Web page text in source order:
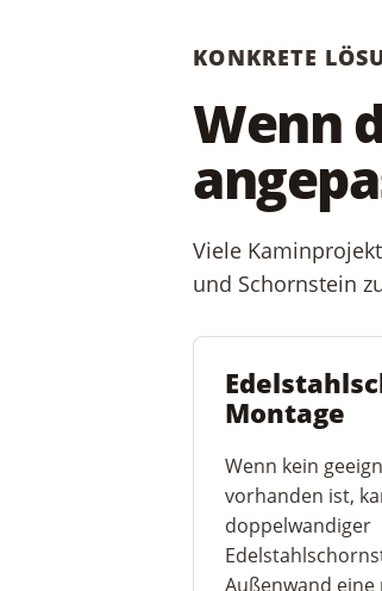
KONKRETE
Wenn
Viele
und Schornstein
Montage
Wenn kein
vorhanden ist,
doppelwandiger
Außenwand eine